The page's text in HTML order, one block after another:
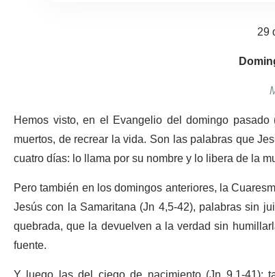
29
Hemos visto, en el Evangelio del domingo
muertos, de recrear la vida. Son las palabras que
cuatro días: lo llama por su nombre y lo libera de la
Pero también en los domingos anteriores, la
Jesús con la Samaritana (Jn 4,5-42), palabras sin
quebrada, que la devuelven a la verdad sin
fuente.